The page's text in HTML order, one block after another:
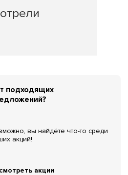
подходящих
вы найдёте что-то среди
акций!
акции